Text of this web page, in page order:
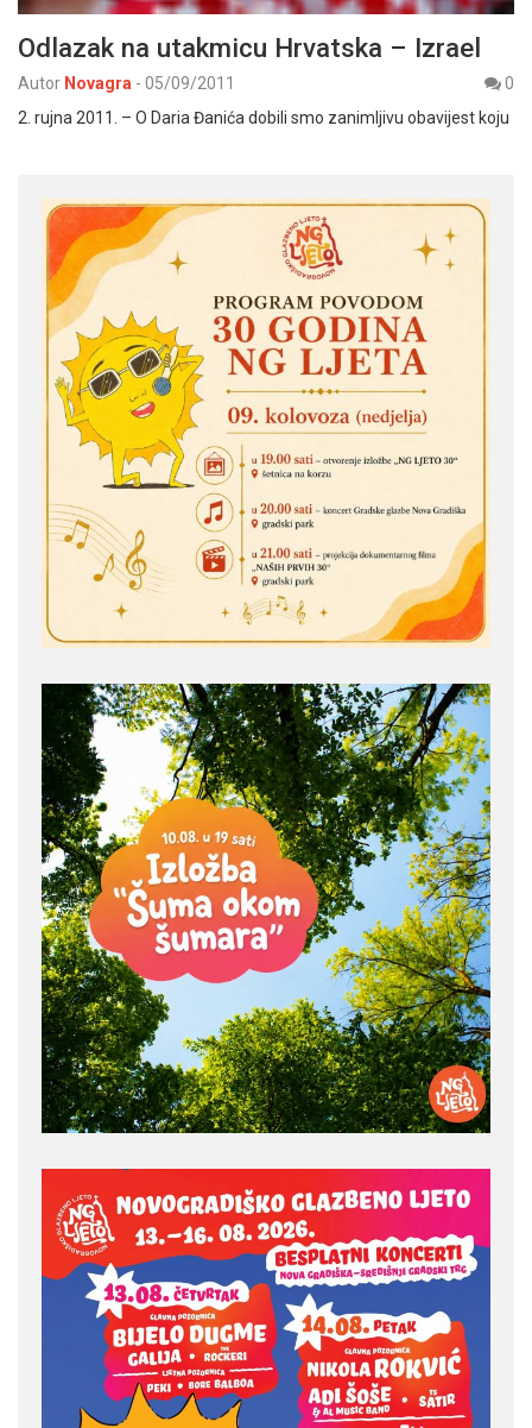
Odlazak na utakmicu Hrvatska – Izrael
Autor Novagra - 05/09/2011
0
2. rujna 2011. – O Daria Đanića dobili smo zanimljivu obavijest koju